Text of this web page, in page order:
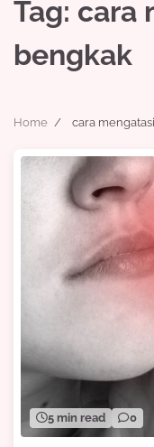
Tag: cara
bengkak
Home cara
5 min read 0